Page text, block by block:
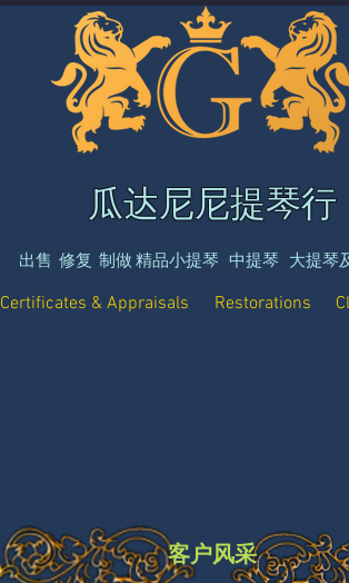
瓜达尼尼提琴行
出售 修复 制做 精品小提琴 中提琴 大提琴
Certificates & Appraisals Restorations
​客户风采